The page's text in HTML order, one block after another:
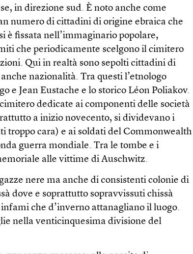
in direzione sud. È noto anche come
numero di cittadini di origine ebraica che
è fissata nell’immaginario popolare,
che periodicamente scelgono il cimitero
Qui in realtà sono sepolti cittadini di
nazionalità. Tra questi l’etnologo
e Jean Eustache e lo storico Léon Poliakov.
dedicate ai componenti delle società
a inizio novecento, si dividevano i
troppo cara) e ai soldati del Commonwealth
guerra mondiale. Tra le tombe e i
alle vittime di Auschwitz.
nere ma anche di consistenti colonie di
dove e soprattutto sopravvissuti chissà
che d’inverno attanagliano il luogo.
nella venticinquesima divisione del